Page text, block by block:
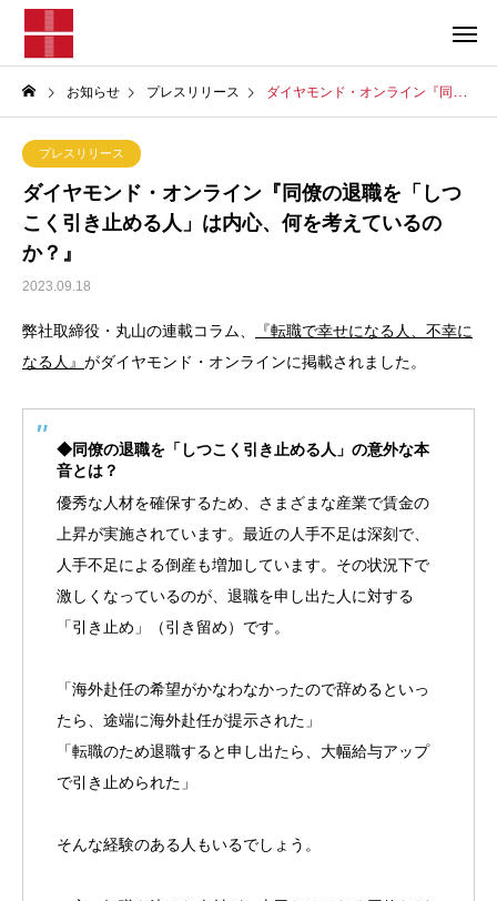
お知らせ プレスリリース ダイヤモンド・オンライン『同僚の退職を「しつこく引き止める人」は内心、何を考えているのか？』
プレスリリース
ダイヤモンド・オンライン『同僚の退職を「しつ
こく引き止める人」は内心、何を考えているの
か？』
2023.09.18
弊社取締役・丸山の連載コラム、
『転職で幸せになる人、不幸に
なる人』 がダイヤモンド・オンラインに掲載されました。
◆同僚の退職を「しつこく引き止める人」の意外な本
音とは？
優秀な人材を確保するため、さまざまな産業で賃金の
上昇が実施されています。最近の人手不足は深刻で、
人手不足による倒産も増加しています。その状況下で
激しくなっているのが、退職を申し出た人に対する
「引き止め」（引き留め）です。
「海外赴任の希望がかなわなかったので辞めるといっ
たら、途端に海外赴任が提示された」
「転職のため退職すると申し出たら、大幅給与アップ
で引き止められた」
そんな経験のある人もいるでしょう。